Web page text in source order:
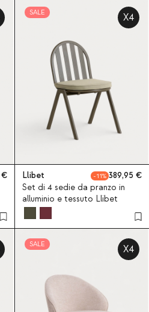
SALE X4
Llibet 11
389,95
Set di 4 sedie da pranzo in
alluminio e tessuto Llibet
SALE X4